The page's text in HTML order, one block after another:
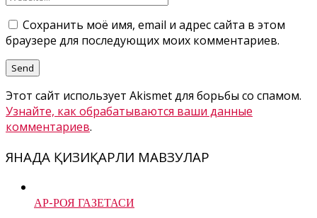
Сохранить моё имя, email и адрес сайта в этом
браузере для последующих моих комментариев.
Этот сайт использует Akismet для борьбы со спамом.
Узнайте, как обрабатываются ваши данные
комментариев.
ЯНАДА ҚИЗИҚАРЛИ МАВЗУЛАР
АР-РОЯ ГАЗЕТАСИ